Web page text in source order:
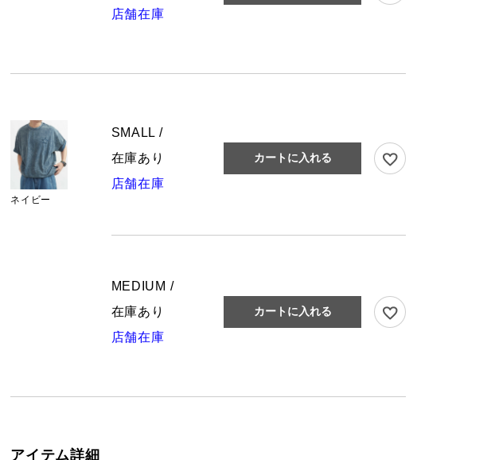
店舗在庫
ネイビー
SMALL /
在庫あり
店舗在庫
カートに入れる
MEDIUM /
在庫あり
店舗在庫
カートに入れる
アイテム詳細